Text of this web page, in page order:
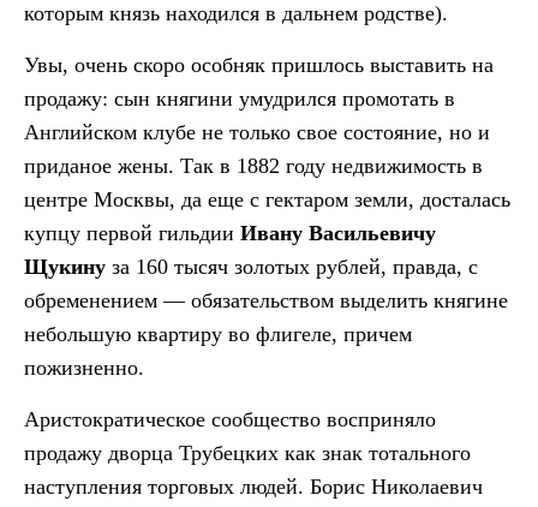
которым князь находился в дальнем родстве).
Увы, очень скоро особняк пришлось выставить на
продажу: сын княгини умудрился промотать в
Английском клубе не только свое состояние, но и
приданое жены. Так в 1882 году недвижимость в
центре Москвы, да еще с гектаром земли, досталась
купцу первой гильдии Ивану Васильевичу
Щукину за 160 тысяч золотых рублей, правда, с
обременением — обязательством выделить княгине
небольшую квартиру во флигеле, причем
пожизненно.
Аристократическое сообщество восприняло
продажу дворца Трубецких как знак тотального
наступления торговых людей. Борис Николаевич